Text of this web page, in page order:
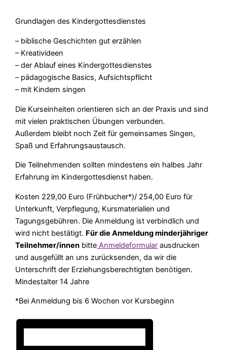
Grundlagen des Kindergottesdienstes
– biblische Geschichten gut erzählen
– Kreativideen
– der Ablauf eines Kindergottesdienstes
– pädagogische Basics, Aufsichtspflicht
– mit Kindern singen
Die Kurseinheiten orientieren sich an der Praxis und sind
mit vielen praktischen Übungen verbunden.
Außerdem bleibt noch Zeit für gemeinsames Singen,
Spaß und Erfahrungsaustausch.
Die Teilnehmenden sollten mindestens ein halbes Jahr
Erfahrung im Kindergottesdienst haben.
Kosten 229,00 Euro (Frühbucher*)/ 254,00 Euro für
Unterkunft, Verpflegung, Kursmaterialien und
Tagungsgebühren. Die Anmeldung ist verbindlich und
wird nicht bestätigt. Für die Anmeldung minderjähriger
Teilnehmer/innen bitte Anmeldeformular ausdrucken
und ausgefüllt an uns zurücksenden, da wir die
Unterschrift der Erziehungsberechtigten benötigen.
Mindestalter 14 Jahre
*Bei Anmeldung bis 6 Wochen vor Kursbeginn